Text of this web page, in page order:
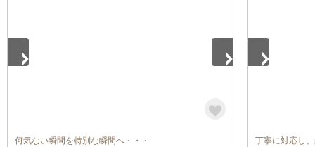
何気ない瞬間を特別な瞬間へ・・・ 丁寧に対応し